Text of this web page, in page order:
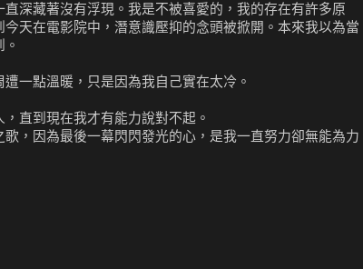
深藏著沒有浮現。我是不被喜愛的，我的存在有許多原
天在電影院中，潛意識壓抑的念頭被掀開。本來我以為當
一點溫暖，只是因為我自己實在太冷。
直到現在我才有能力說對不起。
，因為最後一幕閃閃發光的心，是我一直努力卻無能為力